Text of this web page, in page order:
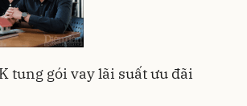
tung gói vay lãi suất ưu đãi